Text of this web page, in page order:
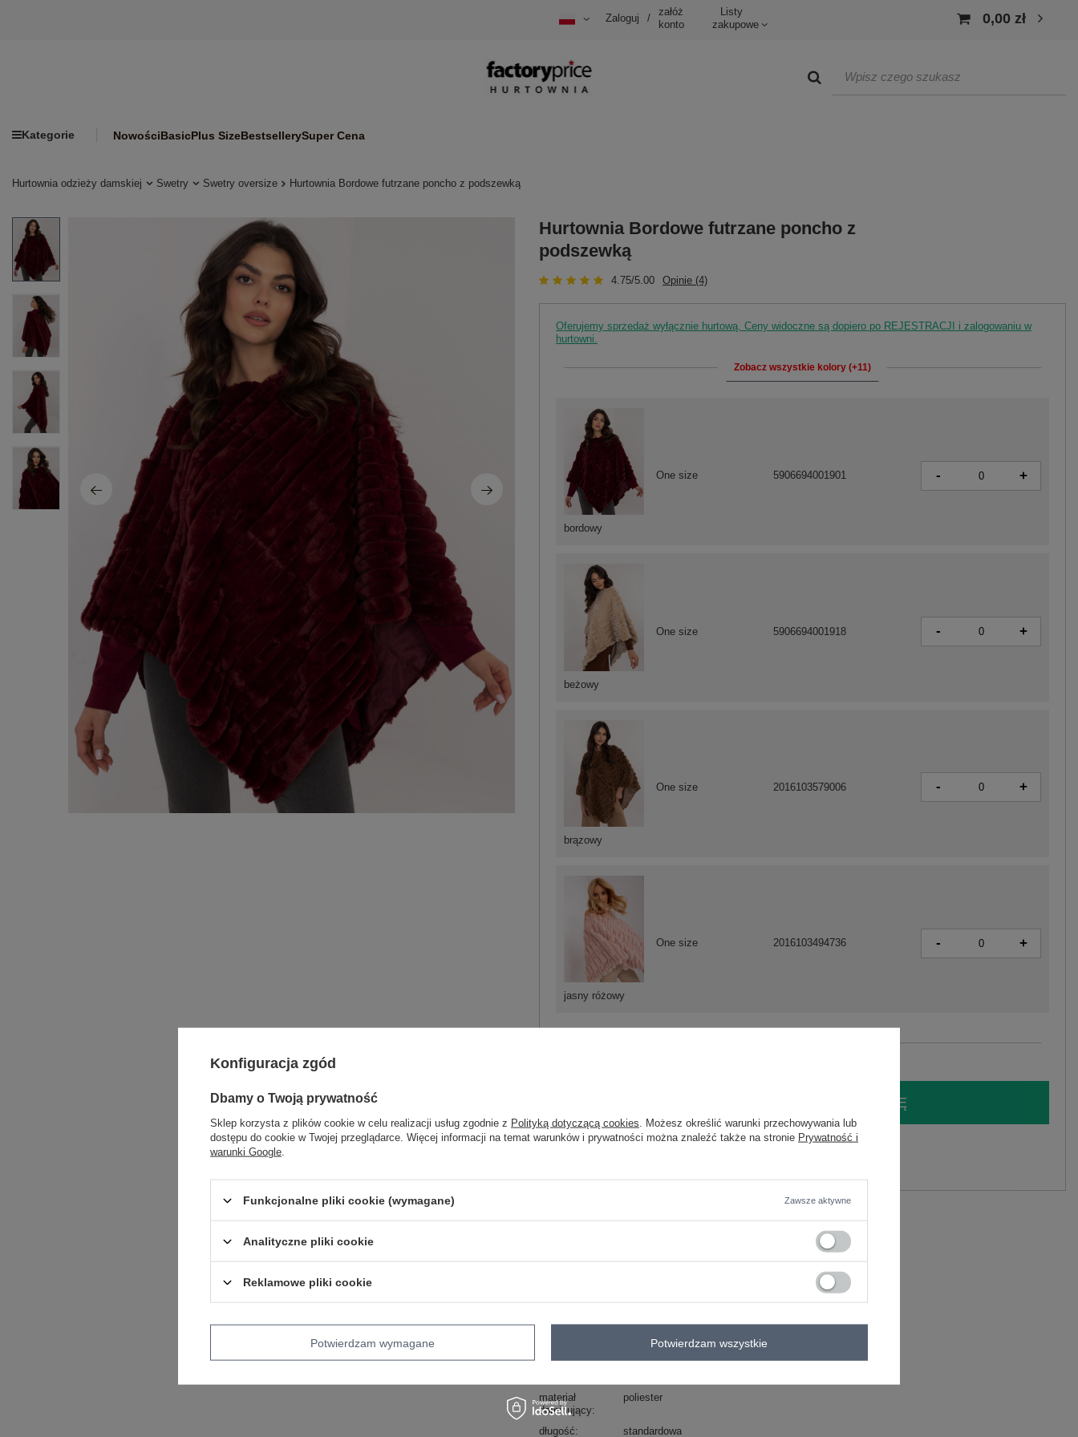
Zaloguj /
załóż
konto
Listy
zakupowe
0,00 zł
Kategorie NowościBasicPlus SizeBestsellerySuper Cena
Hurtownia odzieży damskiej Swetry Swetry oversize Hurtownia Bordowe futrzane poncho z podszewką
Hurtownia Bordowe futrzane poncho z
podszewką
4.75/5.00 Opinie (4)
Oferujemy sprzedaż wyłącznie hurtową. Ceny widoczne są dopiero po REJESTRACJI i zalogowaniu w
hurtowni.
Zobacz wszystkie kolory (+11)
beżowy
One size 5906694001918 - +
brązowy
One size 2016103579006 - +
jasny różowy
One size 2016103494736 - +
bordowy
One size 5906694001901 - +
ZALOGUJ SIĘ I ZOBACZ CENĘ
Masz pytanie? Chętnie pomożemy.
styl
casual
codzienne
wzór
gładki
materiał
dominujący
poliester
długość standardowa
Konfiguracja zgód
Dbamy o Twoją prywatność
Sklep korzysta z plików cookie w celu realizacji usług zgodnie z Polityką dotyczącą cookies . Możesz określić warunki przechowywania lub
dostępu do cookie w Twojej przeglądarce. Więcej informacji na temat warunków i prywatności można znaleźć także na stronie Prywatność i
warunki Google
Funkcjonalne pliki cookie (wymagane) Zawsze aktywne
Analityczne pliki cookie
Reklamowe pliki cookie
Potwierdzam wymagane Potwierdzam wszystkie